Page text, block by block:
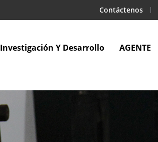
Contáctenos
Investigación Y Desarrollo AGENTE